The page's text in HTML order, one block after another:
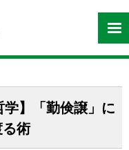
】「勤倹譲」に
術